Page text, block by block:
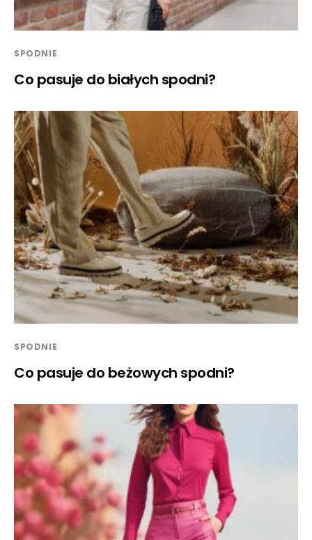
SPODNIE
Co pasuje do białych spodni?
SPODNIE
Co pasuje do beżowych spodni?